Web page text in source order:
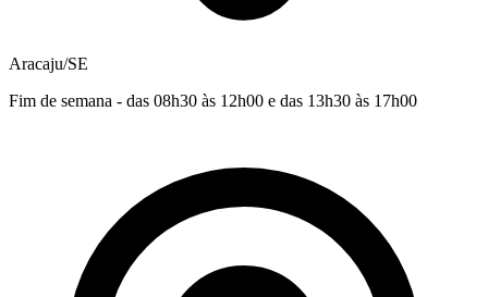
Aracaju/SE
Fim de semana - das 08h30 às 12h00 e das 13h30 às 17h00